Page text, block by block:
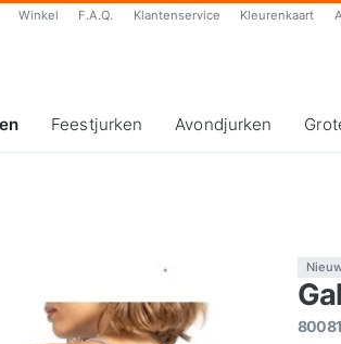
Winkel F.A.Q. Klantenservice Kleurenkaart
Feestjurken Avondjurken
80081